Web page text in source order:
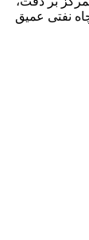
در مدت ۶ ماه، یک چاه نفتی عمیق